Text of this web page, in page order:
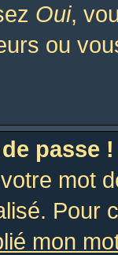
Oui,
ou
passe !
mot
Pour
mon